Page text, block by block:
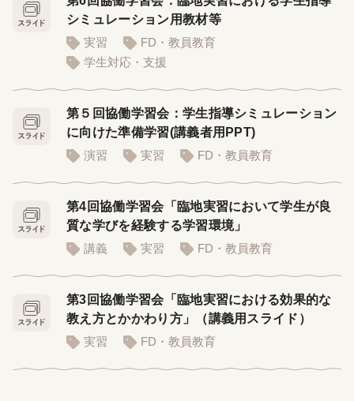
シミュレーション用教材等
実習
FD・教員教育
学生対応・支援
第５回協働学習会：学生指導シミュレーション
に向けた準備学習(講義者用PPT)
演習
実習 FD・教員教育
第4回協働学習会「臨地実習において学生が良
質な学びを経験する学習環境」
講義
実習 FD・教員教育
第3回協働学習会「臨地実習における効果的な
教え方とかかわり方」（講義用スライド）
実習
FD・教員教育